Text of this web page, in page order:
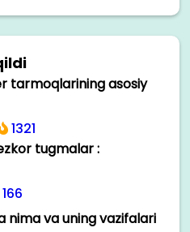
tarmoqlarining asosiy
1321
tugmalar :
166
nima va uning vazifalari